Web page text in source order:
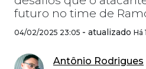
futuro no time de
04/02/2025 23:05 - atualizado Há
Antônio Rodrigues